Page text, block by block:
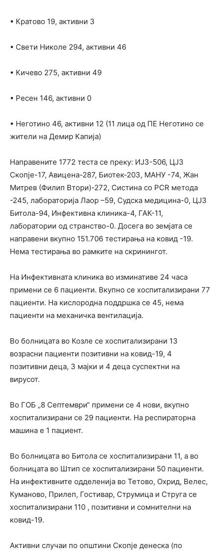
• Кратово 19, активни 3
• Свети Николе 294, активни 46
• Кичево 275, активни 49
• Ресен 146, активни 0
• Неготино 46, активни 12 (11 лица од ПЕ Неготино се
жители на Демир Капија)
Направените 1772 теста се преку: ИЈЗ-506, ЦЈЗ
Скопје-17, Авицена-287, Биотек-203, МАНУ -74, Жан
Митрев (Филип Втори)-272, Систина со PCR метода
-245, лабораторија Лаор –59, Судска медицина-0, ЦЈЗ
Битола-94, Инфективна клиника-4, ГАК-11,
лаборатории од странство-0. Досега во земјата се
направени вкупно 151.706 тестирања на ковид -19.
Нема тестирања во рамките на скринингот.
На Инфективната клиника во изминативе 24 часа
примени се 6 пациенти. Вкупно се хоспитализирани 77
пациенти. На кислородна поддршка се 45, нема
пациенти на механичка вентилација.
Во болницата во Козле се хоспитализирани 13
возрасни пациенти позитивни на ковид-19, 4
позитивни деца, 3 мајки и 4 деца суспектни на
вирусот.
Во ГОБ „8 Септември“ примени се 4 нови, вкупно
хоспитализирани се 29 пациенти. На респираторна
машина е 1 пациент.
Во болницата во Битола се хоспитализирани 11, а во
болницата во Штип се хоспитализирани 50 пациенти.
На инфективните одделенија во Тетово, Охрид, Велес,
Куманово, Прилеп, Гостивар, Струмица и Струга се
хоспитализирани 110 , позитивни и сомнителни на
ковид-19.
Активни случаи по општини Скопје денеска (по